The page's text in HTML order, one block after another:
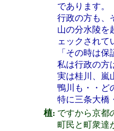
であります。
行政の方も、
山の分水陵を
ェックされて
「その時は
私は行政の方
実は桂川、嵐
鴨川も・・ど
特に三条大橋
植: ですから京都
町民と町衆達